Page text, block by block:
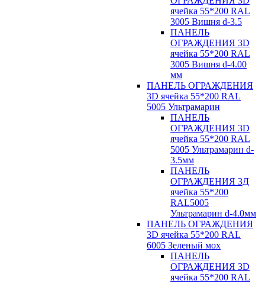
ячейка 55*200 RAL
3005 Вишня d-3.5
ПАНЕЛЬ
ОГРАЖДЕНИЯ 3D
ячейка 55*200 RAL
3005 Вишня d-4.00
мм
ПАНЕЛЬ ОГРАЖДЕНИЯ
3D ячейка 55*200 RAL
5005 Ультрамарин
ПАНЕЛЬ
ОГРАЖДЕНИЯ 3D
ячейка 55*200 RAL
5005 Ультрамарин d-
3.5мм
ПАНЕЛЬ
ОГРАЖДЕНИЯ 3Д
ячейка 55*200
RAL5005
Ультрамарин d-4.0мм
ПАНЕЛЬ ОГРАЖДЕНИЯ
3D ячейка 55*200 RAL
6005 Зеленый мох
ПАНЕЛЬ
ОГРАЖДЕНИЯ 3D
ячейка 55*200 RAL